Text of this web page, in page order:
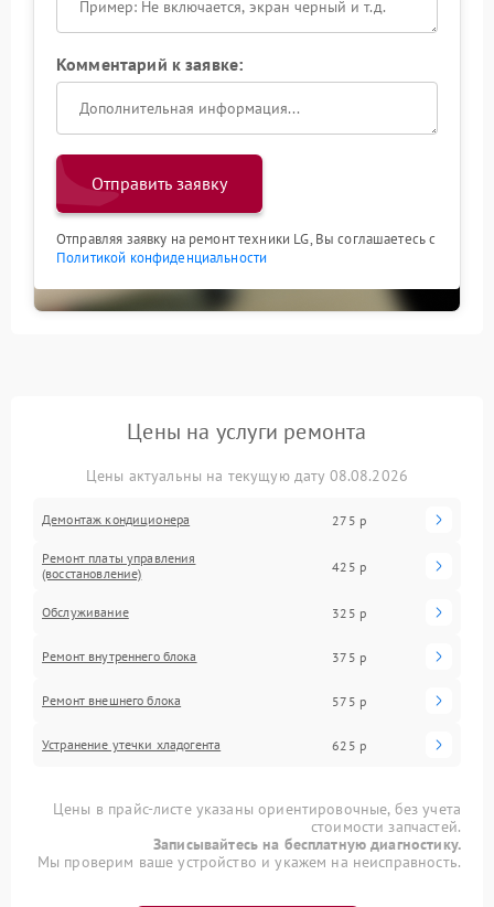
Комментарий к заявке:
Отправить заявку
Отправляя заявку на ремонт техники LG, Вы соглашаетесь с
Политикой конфиденциальности
Цены на услуги ремонта
Цены актуальны на текущую дату 08.08.2026
Демонтаж кондиционера 275 р
Ремонт платы управления
(восстановление)
425 р
Обслуживание 325 р
Ремонт внутреннего блока 375 р
Ремонт внешнего блока 575 р
Устранение утечки хладогента 625 р
Цены в прайс-листе указаны ориентировочные, без учета
стоимости запчастей.
Записывайтесь на бесплатную диагностику.
Мы проверим ваше устройство и укажем на неисправность.